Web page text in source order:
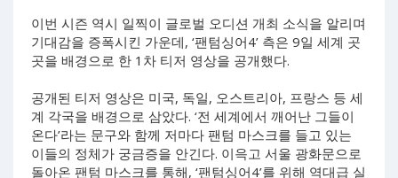
이번 시즌 역시 일찍이 글로벌 오디션 개최 소식을 알리며
기대감을 증폭시킨 가운데, ‘팬텀싱어4’ 측은 9일 세계 곳
곳을 배경으로 한 1차 티저 영상을 공개했다.
공개된 티저 영상은 미국, 독일, 오스트리아, 프랑스 등 세
계 각국을 배경으로 삼았다. ‘전 세계에서 깨어난 그들이
온다’라는 문구와 함께 저마다 팬텀 마스크를 들고 있는
이들의 정체가 궁금증을 안긴다. 이윽고 서울 광화문으로
돌아온 팬텀 마스크를 통해, ‘팬텀싱어4’를 위해 역대급 실